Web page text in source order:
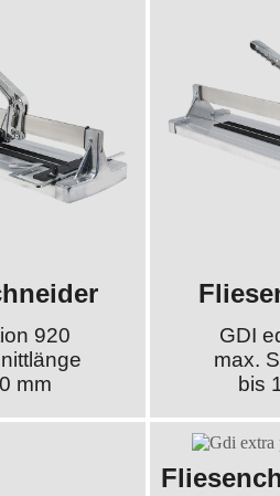
920
mm
GDI
max.
bis